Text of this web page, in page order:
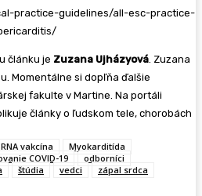
practice-guidelines/all-esc-practice-
článku je Zuzana Ujházyová. Zuzana
Momentálne si dopľňa ďalšie
fakulte v Martine. Na portáli
články o ľudskom tele, chorobách
vakcína
Myokarditída
COVID-19
odborníci
štúdia vedci zápal srdca